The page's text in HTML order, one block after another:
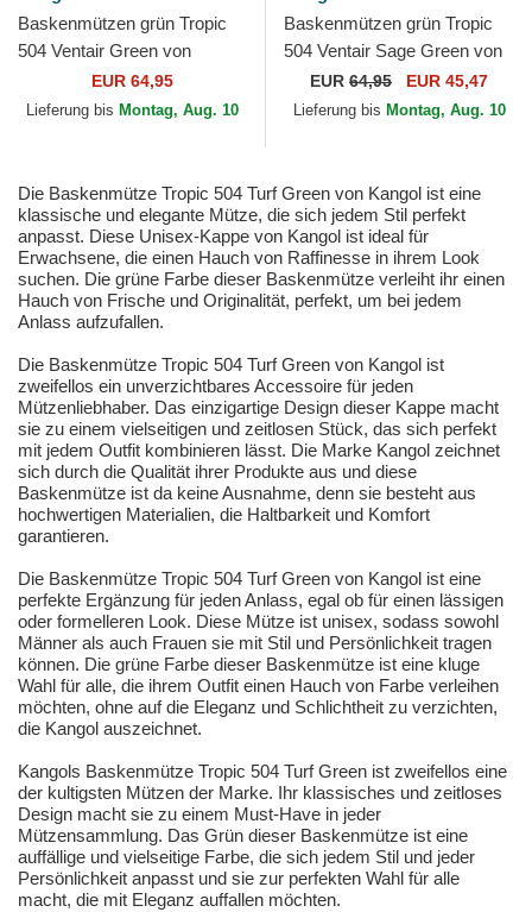
Baskenmützen grün Tropic
504 Ventair Green von
EUR 64,95
Lieferung bis Montag, Aug. 10
Baskenmützen grün Tropic
504 Ventair Sage Green von
Kangol
EUR 64,95 EUR 45,47
Lieferung bis Montag, Aug. 10
Die Baskenmütze Tropic 504 Turf Green von Kangol ist eine
klassische und elegante Mütze, die sich jedem Stil perfekt
anpasst. Diese Unisex-Kappe von Kangol ist ideal für
Erwachsene, die einen Hauch von Raffinesse in ihrem Look
suchen. Die grüne Farbe dieser Baskenmütze verleiht ihr einen
Hauch von Frische und Originalität, perfekt, um bei jedem
Anlass aufzufallen.
Die Baskenmütze Tropic 504 Turf Green von Kangol ist
zweifellos ein unverzichtbares Accessoire für jeden
Mützenliebhaber. Das einzigartige Design dieser Kappe macht
sie zu einem vielseitigen und zeitlosen Stück, das sich perfekt
mit jedem Outfit kombinieren lässt. Die Marke Kangol zeichnet
sich durch die Qualität ihrer Produkte aus und diese
Baskenmütze ist da keine Ausnahme, denn sie besteht aus
hochwertigen Materialien, die Haltbarkeit und Komfort
garantieren.
Die Baskenmütze Tropic 504 Turf Green von Kangol ist eine
perfekte Ergänzung für jeden Anlass, egal ob für einen lässigen
oder formelleren Look. Diese Mütze ist unisex, sodass sowohl
Männer als auch Frauen sie mit Stil und Persönlichkeit tragen
können. Die grüne Farbe dieser Baskenmütze ist eine kluge
Wahl für alle, die ihrem Outfit einen Hauch von Farbe verleihen
möchten, ohne auf die Eleganz und Schlichtheit zu verzichten,
die Kangol auszeichnet.
Kangols Baskenmütze Tropic 504 Turf Green ist zweifellos eine
der kultigsten Mützen der Marke. Ihr klassisches und zeitloses
Design macht sie zu einem Must-Have in jeder
Mützensammlung. Das Grün dieser Baskenmütze ist eine
auffällige und vielseitige Farbe, die sich jedem Stil und jeder
Persönlichkeit anpasst und sie zur perfekten Wahl für alle
macht, die mit Eleganz auffallen möchten.